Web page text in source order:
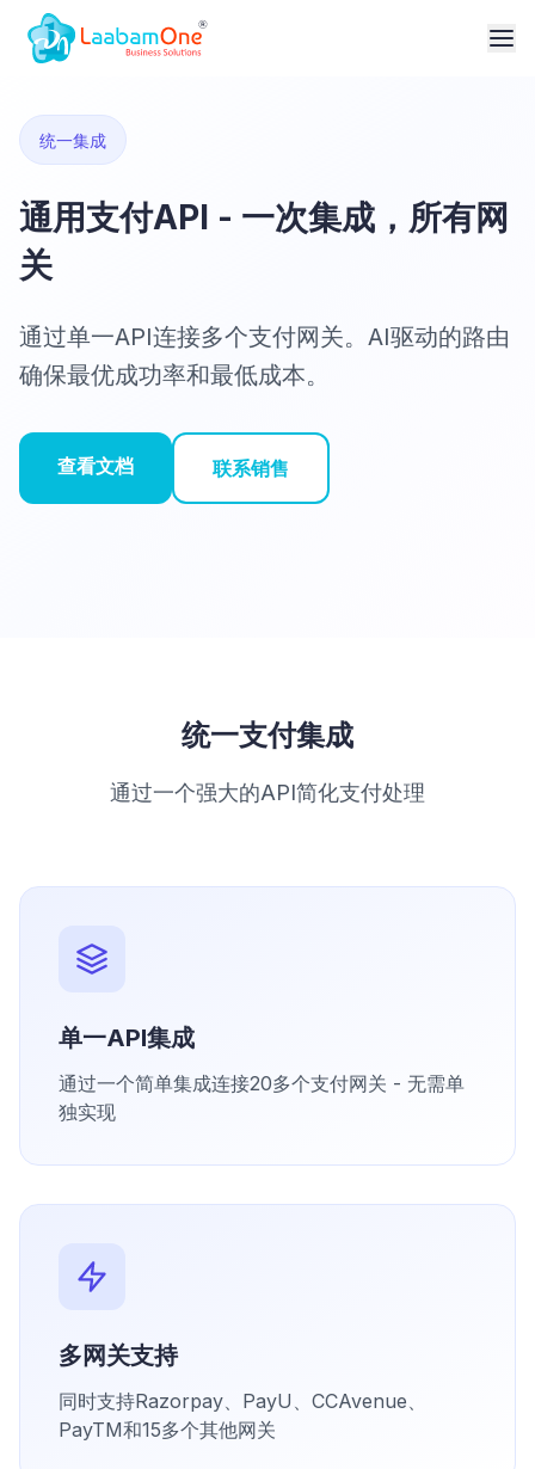
统一集成
通用支付API - 一次集成，所有网
关
通过单一API连接多个支付网关。AI驱动的路由
确保最优成功率和最低成本。
查看文档 联系销售
统一支付集成
通过一个强大的API简化支付处理
单一API集成
通过一个简单集成连接20多个支付网关 - 无需单
独实现
多网关支持
同时支持Razorpay、PayU、CCAvenue、
PayTM和15多个其他网关